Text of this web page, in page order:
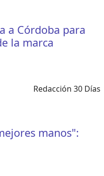
a Córdoba para
la marca
Redacción 30 Días
manos":